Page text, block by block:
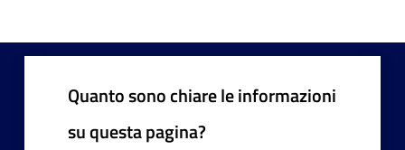
Quanto sono chiare le informazioni
su questa pagina?